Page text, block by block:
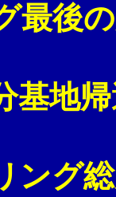
の走
地帰
総